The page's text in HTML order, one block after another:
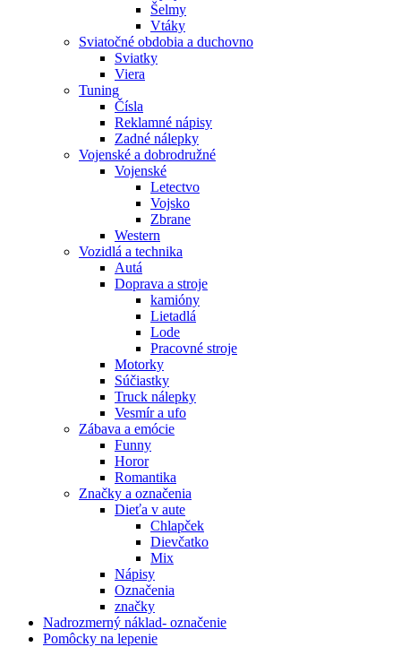
Šelmy
Vtáky
Sviatočné obdobia a duchovno
Sviatky
Viera
Tuning
Čísla
Reklamné nápisy
Zadné nálepky
Vojenské a dobrodružné
Vojenské
Letectvo
Vojsko
Zbrane
Western
Vozidlá a technika
Autá
Doprava a stroje
kamióny
Lietadlá
Lode
Pracovné stroje
Motorky
Súčiastky
Truck nálepky
Vesmír a ufo
Zábava a emócie
Funny
Horor
Romantika
Značky a označenia
Dieťa v aute
Chlapček
Dievčatko
Mix
Nápisy
Označenia
značky
Nadrozmerný náklad- označenie
Pomôcky na lepenie